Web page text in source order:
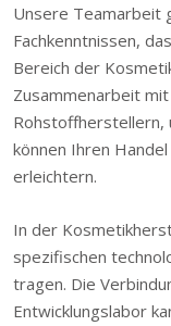
Unsere Teamarbeit
Fachkenntnissen,
Bereich der
Zusammenarbeit
Rohstoffherstellern,
können Ihren
erleichtern.
In der
spezifischen
tragen. Die
Entwicklungslabor